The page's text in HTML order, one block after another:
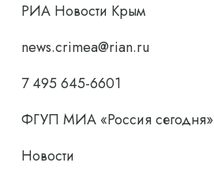
РИА Новости Крым
news.crimea@rian.ru
7 495 645-6601
ФГУП МИА «Россия сегодня»
Новости